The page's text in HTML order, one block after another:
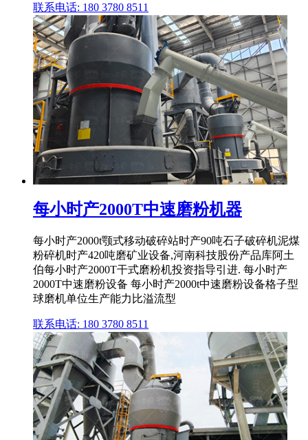
联系电话: 180 3780 8511
每小时产2000T中速磨粉机器
每小时产2000t颚式移动破碎站时产90吨石子破碎机泥煤
粉碎机时产420吨磨矿业设备,河南科技股份产品库阿土
伯每小时产2000T干式磨粉机投资指导引进. 每小时产
2000T中速磨粉设备 每小时产2000t中速磨粉设备格子型
球磨机单位生产能力比溢流型
联系电话: 180 3780 8511